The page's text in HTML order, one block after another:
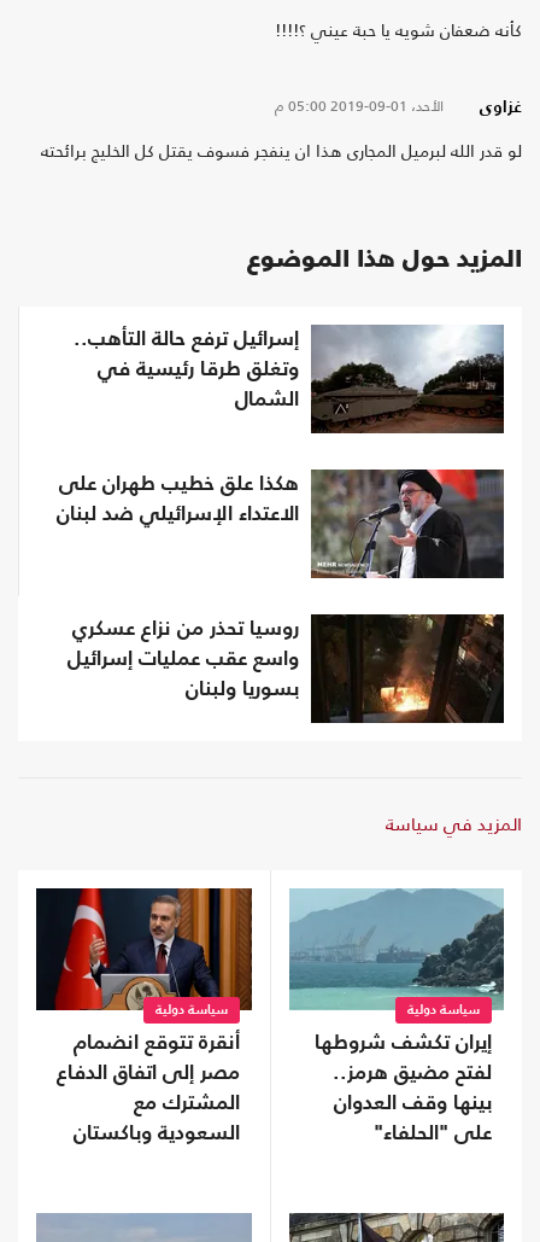
كأنه ضعفان شويه يا حبة عيني ؟!!!!
غزاوى الأحد، 01-09-2019 05:00 م
لو قدر الله لبرميل المجارى هذا ان ينفجر فسوف يقتل كل الخليج برائحته
المزيد حول هذا الموضوع
إسرائيل ترفع حالة التأهب..
وتغلق طرقا رئيسية في
الشمال
هكذا علق خطيب طهران على
الاعتداء الإسرائيلي ضد لبنان
روسيا تحذر من نزاع عسكري
واسع عقب عمليات إسرائيل
بسوريا ولبنان
المزيد في سياسة
سياسة دولية
إيران تكشف شروطها
لفتح مضيق هرمز..
بينها وقف العدوان
على "الحلفاء"
سياسة دولية
أنقرة تتوقع انضمام
مصر إلى اتفاق الدفاع
المشترك مع
السعودية وباكستان